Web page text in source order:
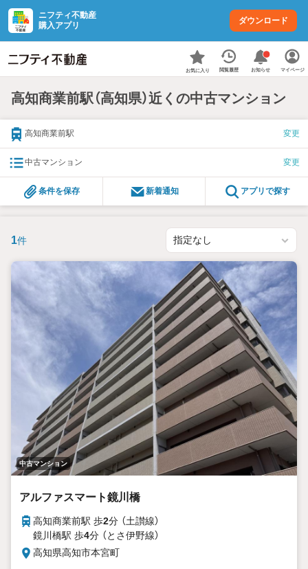
ニフティ不動産
購入アプリ
ダウンロード
お気に入り 閲覧履歴 お知らせ マイページ
高知商業前駅（高知県）近くの中古マンション
高知商業前駅 変更
中古マンション 変更
条件を保存 新着通知 アプリで探す
1件
中古マンション
アルファスマート鏡川橋
高知商業前駅 歩2分 （土讃線）
鏡川橋駅 歩4分 （とさ伊野線）
高知県高知市本宮町